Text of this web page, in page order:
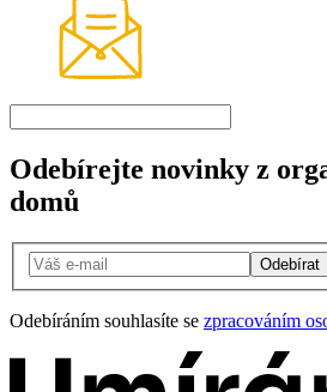
Odebírejte novinky z
domů
Odebírat
Odebíráním souhlasíte se zpracováním